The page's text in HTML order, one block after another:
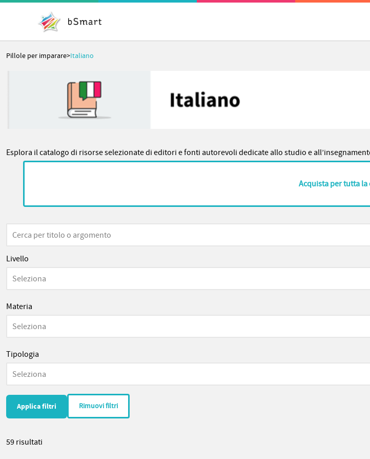
Pillole per imparare>Italiano
Esplora il catalogo di risorse selezionate di editori e fonti autorevoli dedicate allo studio e
Acquista per tutta la
Livello
Seleziona
Materia
Seleziona
Tipologia
Seleziona
Rimuovi filtri
59 risultati